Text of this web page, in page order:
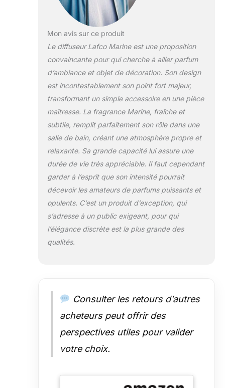
Mon avis sur ce produit
Le diffuseur Lafco Marine est une proposition
convaincante pour qui cherche à allier parfum
d’ambiance et objet de décoration. Son design
est incontestablement son point fort majeur,
transformant un simple accessoire en une pièce
maîtresse. La fragrance Marine, fraîche et
subtile, remplit parfaitement son rôle dans une
salle de bain, créant une atmosphère propre et
relaxante. Sa grande capacité lui assure une
durée de vie très appréciable. Il faut cependant
garder à l’esprit que son intensité pourrait
décevoir les amateurs de parfums puissants et
opulents. C’est un produit d’exception, qui
s’adresse à un public exigeant, pour qui
l’élégance discrète est la plus grande des
qualités.
Consulter les retours d’autres
acheteurs peut offrir des
perspectives utiles pour valider
votre choix.